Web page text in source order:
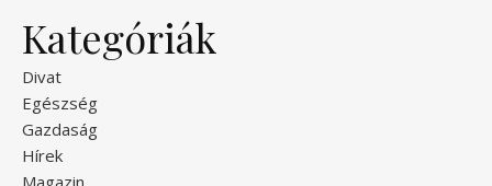
Kategóriák
Divat
Egészség
Gazdaság
Hírek
Magazin